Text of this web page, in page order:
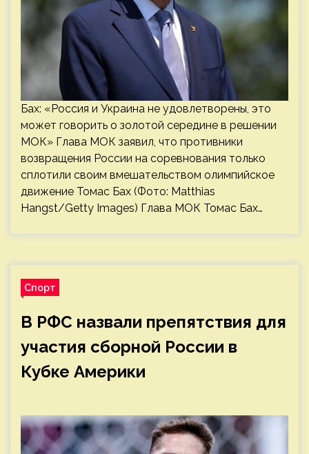
Бах: «Россия и Украина не удовлетворены, это
может говорить о золотой середине в решении
МОК» Глава МОК заявил, что противники
возвращения России на соревнования только
сплотили своим вмешательством олимпийское
движение Томас Бах (Фото: Matthias
Hangst/Getty Images) Глава МОК Томас Бах…
Спорт
В РФС назвали препятствия для
участия сборной России в
Кубке Америки